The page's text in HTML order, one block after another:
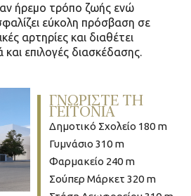
ήρεμο τρόπο ζωής ενώ
εύκολη πρόσβαση σε
αρτηρίες και διαθέτει
επιλογές διασκέδασης.
ΓΝΩΡΙΣΤΕ ΤΗ
ΓΕΙΤΟΝΙΑ
Δημοτικό Σχολείο 180 m
Γυμνάσιο 310 m
Φαρμακείο 240 m
Σούπερ Μάρκετ 320 m